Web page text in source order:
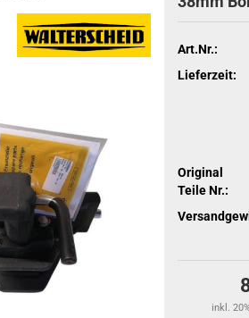
Art.Nr.:
Lieferzeit:
Original
Teile Nr.:
inkl.